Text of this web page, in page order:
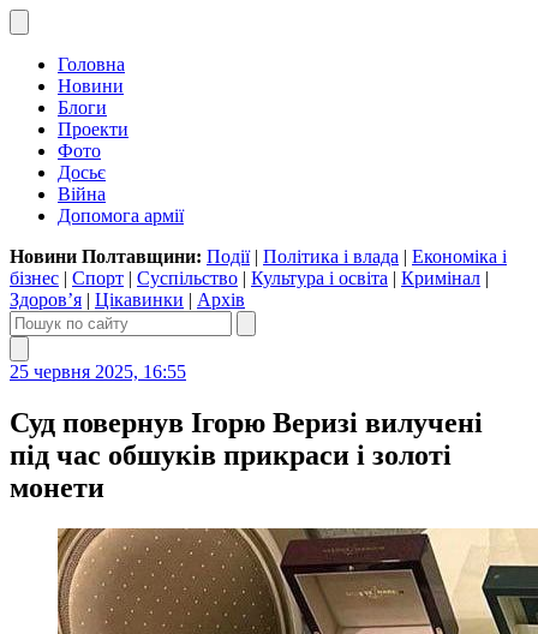
Головна
Новини
Блоги
Проекти
Фото
Досьє
Війна
Допомога армії
Новини Полтавщини: Події| Політика і влада | Економіка і
бізнес | Спорт | Суспільство | Культура і освіта | Кримінал |
Здоров’я | Цікавинки | Архів
25 червня 2025, 16:55
Суд повернув Ігорю Веризі вилучені
під час обшуків прикраси і золоті
монети